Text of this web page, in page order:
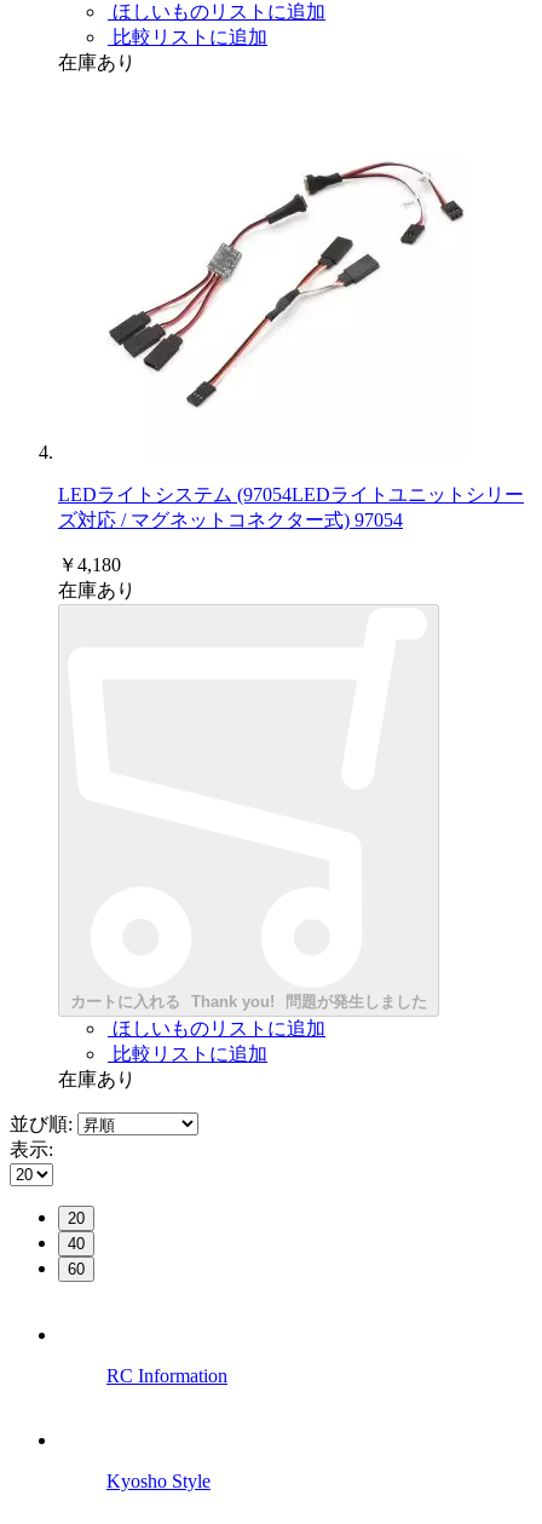
ほしいものリストに追加
比較リストに追加
在庫あり
LEDライトシステム (97054LEDライトユニットシリー
ズ対応 / マグネットコネクター式) 97054
￥4,180
在庫あり
カートに入れる Thank you! 問題が発生しました
ほしいものリストに追加
比較リストに追加
在庫あり
並び順:
表示:
20
40
60
RC Information
Kyosho Style